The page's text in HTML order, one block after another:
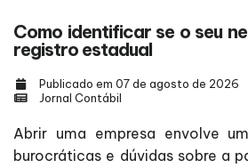
Como identificar se o seu
registro estadual
Publicado em 07 de agosto de 2026
Jornal Contábil
Abrir uma empresa envolve
burocráticas e dúvidas sobre a